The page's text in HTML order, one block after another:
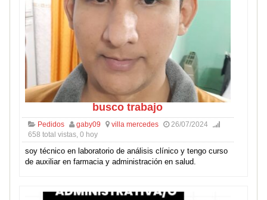
busco trabajo
Pedidos gaby09 villa mercedes
26/07/2024
658 total vistas, 0 hoy
soy técnico en laboratorio de análisis clínico y tengo curso
de auxiliar en farmacia y administración en salud.